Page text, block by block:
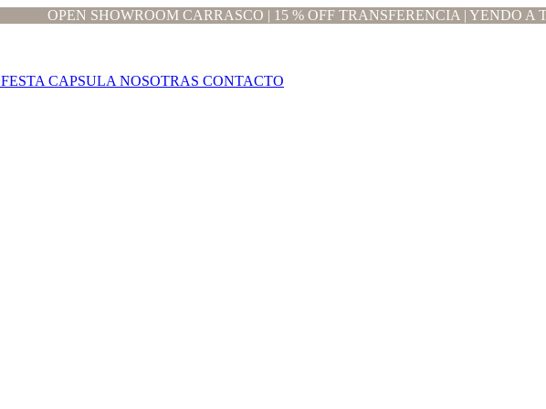
OPEN SHOWROOM CARRASCO | 15 % OFF TRANSFERENCIA | YENDO A
FESTA CAPSULA NOSOTRAS CONTACTO